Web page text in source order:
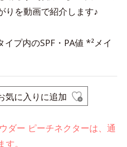
りを動画で紹介します♪
プ内のSPF・PA値 *²メイ
気に入りに追加
ダー ピーチネクターは、通
。